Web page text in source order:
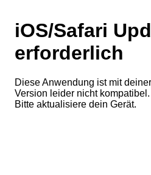
iOS/Safari
erforderlich
Diese Anwendung ist mit
Version leider nicht kompatibel.
Bitte aktualisiere dein Gerät.